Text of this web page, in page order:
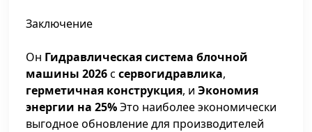
Заключение
Он Гидравлическая система блочной
машины 2026ссервогидравлика,
герметичная конструкция, иЭкономия
энергии на 25%Это наиболее экономически
выгодное обновление для производителей